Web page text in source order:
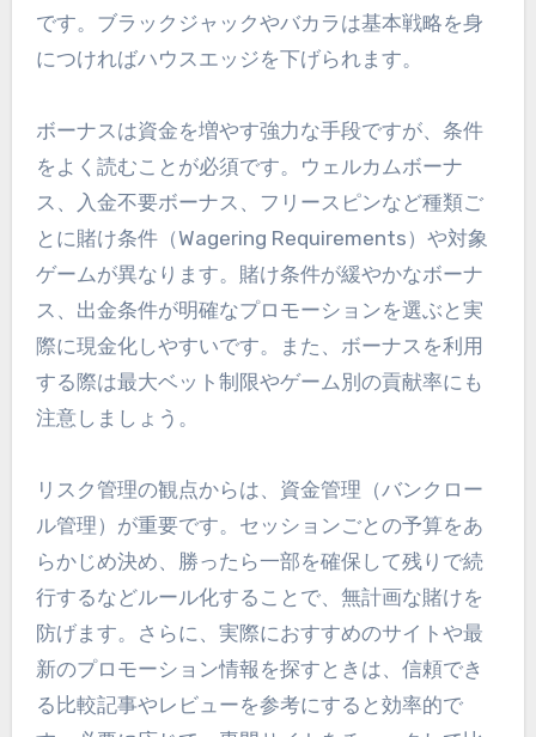
です。ブラックジャックやバカラは基本戦略を身
につければハウスエッジを下げられます。
ボーナスは資金を増やす強力な手段ですが、条件
をよく読むことが必須です。ウェルカムボーナ
ス、入金不要ボーナス、フリースピンなど種類ご
とに賭け条件（Wagering Requirements）や対象
ゲームが異なります。賭け条件が緩やかなボーナ
ス、出金条件が明確なプロモーションを選ぶと実
際に現金化しやすいです。また、ボーナスを利用
する際は最大ベット制限やゲーム別の貢献率にも
注意しましょう。
リスク管理の観点からは、資金管理（バンクロー
ル管理）が重要です。セッションごとの予算をあ
らかじめ決め、勝ったら一部を確保して残りで続
行するなどルール化することで、無計画な賭けを
防げます。さらに、実際におすすめのサイトや最
新のプロモーション情報を探すときは、信頼でき
る比較記事やレビューを参考にすると効率的で